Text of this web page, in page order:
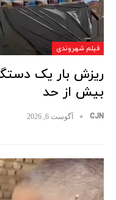
فیلم شهروندی
ریزش بار یک
بیش از حد
CJN آگوست 6, 2026